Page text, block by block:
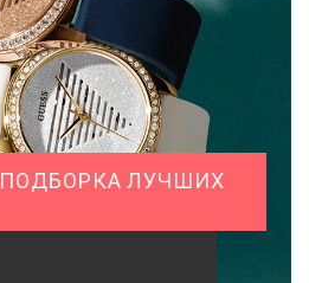
ПОДБОРКА ЛУЧШИХ